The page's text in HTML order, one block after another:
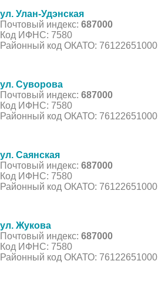
ул. Улан-Удэнская
Почтовый индекс: 687000
Код ИФНС: 7580
Районный код ОКАТО: 76122651000
ул. Суворова
Почтовый индекс: 687000
Код ИФНС: 7580
Районный код ОКАТО: 76122651000
ул. Саянская
Почтовый индекс: 687000
Код ИФНС: 7580
Районный код ОКАТО: 76122651000
ул. Жукова
Почтовый индекс: 687000
Код ИФНС: 7580
Районный код ОКАТО: 76122651000